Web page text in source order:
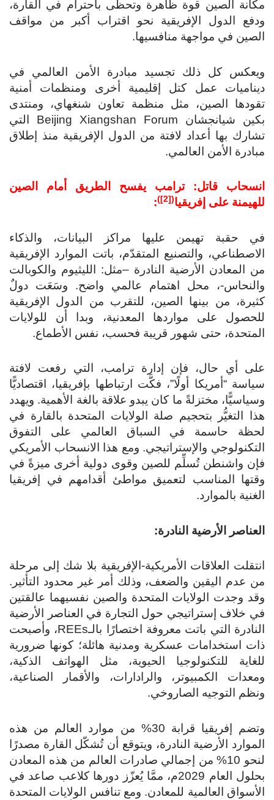
مكانة الصين قوة ظاهرة وتحظى باحترام في القارة،
ودفع الدول الإفريقية نحو اقتراب أكبر من مواقف
الصين في مواجهة منافسيها.
ويعكس كل ذلك تجسيد مبادرة الأمن العالمي في
ديناميات عمل كتل إقليمية أخرى ومنظمات أمنية
تقودها الصين، مثل منظمة تعاون شنغهاي، ومنتدى
بكين شيانجشان Beijing Xiangshan Forum التي
تشارك بها أعداد لافتة من الدول الإفريقية منذ إطلاق
مبادرة الأمن العالمي.
انسحاب قاتل: ترامب يفسح الطريق أمام الصين
للهيمنة على إفريقيا(
[2]
)
:
في حقبة تهيمن عليها مراكز البيانات، والذكاء
الاصطناعي، والتصنيع المتقدّم، باتت الموارد الإفريقية
من المعادن الأرضية النادرة –مثل: الليثيوم والكوبالت
والنحاس-، محل اهتمام عالمي واضح. وسَعَت دولٌ
كثيرة، من بينها الصين، للتقرب من الدول الإفريقية
للحصول على مواردها المعدنية، وبدا أن للولايات
المتحدة، حتى شهور قريبة فحسب، نفس الأطماع.
على أي حال، فإن إدارة ترامب، التي رفعت لافتة
سياسة “أمريكا أولًا”، فكَّت ارتباطها بإفريقيا، اقتصاديًّا
وسياسيًّا، مختزلةً ما كان يبدو علاقة بالغة الأهمية. ويهدد
هذا التغيُّر بتحجيم صلة الولايات المتحدة بالقارة في
لحظة حاسمة في السباق العالمي على التفوق
التكنولوجي والإستراتيجي. ومع هذا الانسحاب الأمريكي
فإن واشنطن تُسلِّم للصين وقوى دولية أخرى ميزةً في
وقتها المناسب لتعميق مواطئ أقدامهم في إفريقيا
الغنية بالموارد.
العناصر الأرضية النادرة:
انتقلت العلاقات الأمريكية-الإفريقية بلا شك إلى مرحلة
من عدم اليقين والضعف، وذلك أمر غير محدود التأثير.
وقد وجدت الولايات المتحدة والصين نفسيهما عالقتين
في خلاف إستراتيجي حول التجارة في العناصر الأرضية
النادرة التي باتت معروفة اختصارًا بالـREEs، وأصبحت
ذات استخدامات عسكرية ومدنية هائلة؛ كونها ضرورية
للغاية للتكنولوجيا الحيوية، مثل الهواتف الذكية،
ومعدات الكمبيوتر، والرادارات، والأقمار الصناعية،
ونظم التوجيه الصاروخي.
وتضم إفريقيا قرابة 30% من موارد العالم من هذه
الموارد الأرضية النادرة، ويتوقع أن تُشكّل القارة مصدرًا
لنحو 10% من إجمالي صادرات العالم من هذه المعادن
بحلول العام 2029م، ممَّا يُعزّز دورها كلاعب صاعد في
الأسواق العالمية للمعادن. ومع تنافس الولايات المتحدة